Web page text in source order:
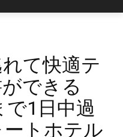
て快適テ
ができる
1日中過
トホテル